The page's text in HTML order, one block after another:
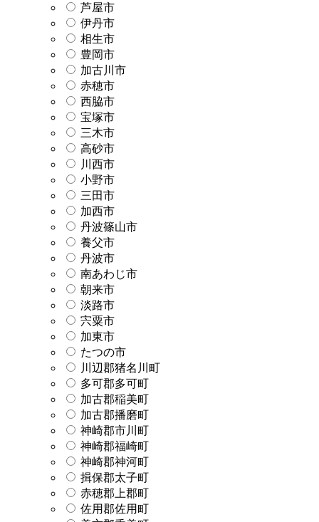
芦屋市
伊丹市
相生市
豊岡市
加古川市
赤穂市
西脇市
宝塚市
三木市
高砂市
川西市
小野市
三田市
加西市
丹波篠山市
養父市
丹波市
南あわじ市
朝来市
淡路市
宍粟市
加東市
たつの市
川辺郡猪名川町
多可郡多可町
加古郡稲美町
加古郡播磨町
神崎郡市川町
神崎郡福崎町
神崎郡神河町
揖保郡太子町
赤穂郡上郡町
佐用郡佐用町